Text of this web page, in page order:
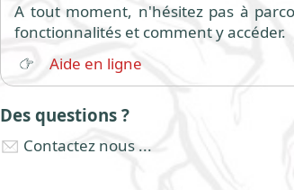
A tout moment, n'hésitez pas à
fonctionnalités et comment y accéder.
Aide en ligne
Des questions ?
Contactez nous ...